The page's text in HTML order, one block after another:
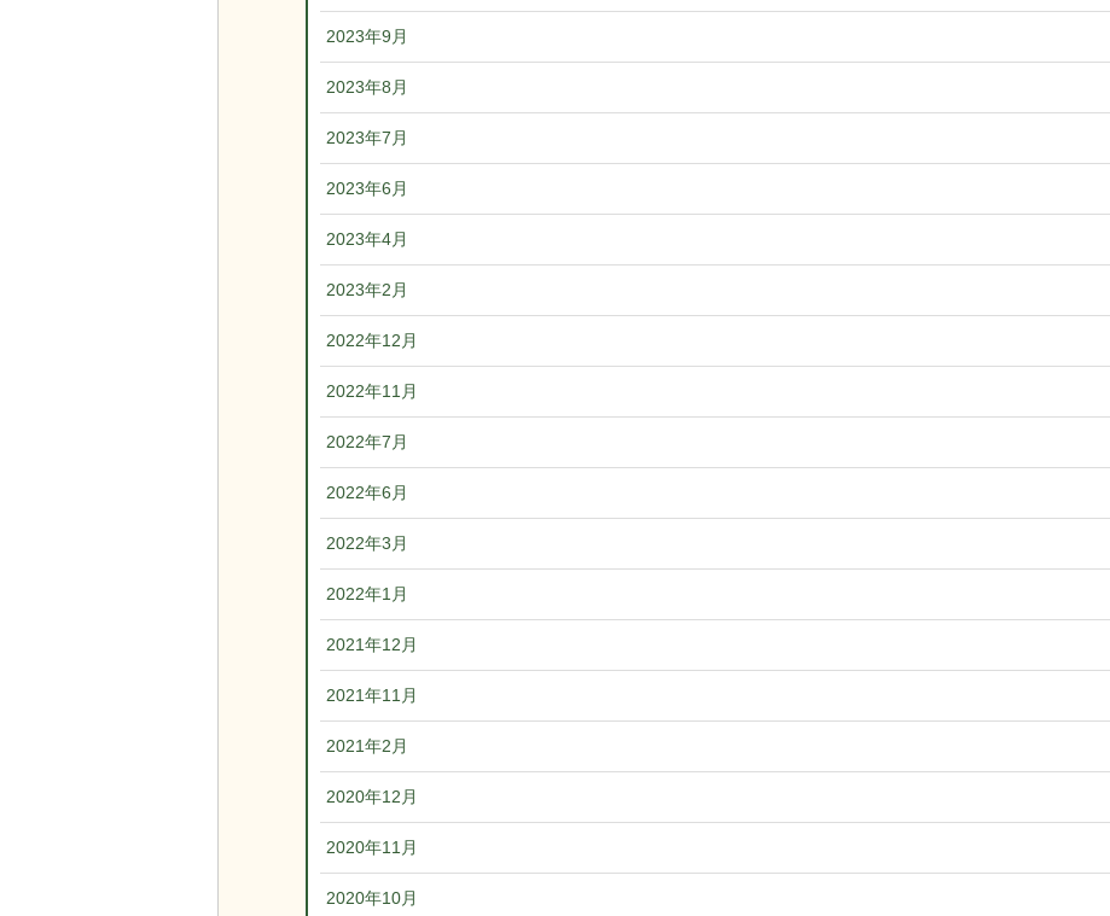
2023年9月
2023年8月
2023年7月
2023年6月
2023年4月
2023年2月
2022年12月
2022年11月
2022年7月
2022年6月
2022年3月
2022年1月
2021年12月
2021年11月
2021年2月
2020年12月
2020年11月
2020年10月